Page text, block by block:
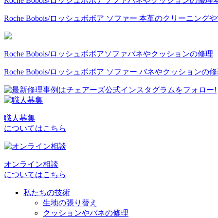
Roche Bobois/ロッシュボボア ソファー 本革のクリーニング
Roche Bobois/ロッシュボボアソファバネやクッションの修理
Roche Bobois/ロッシュボボア ソファー バネやクッションの
職人募集
についてはこちら
オンライン相談
についてはこちら
私たちの技術
生地の張り替え
クッションやバネの修理